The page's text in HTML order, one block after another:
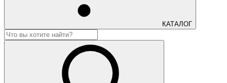
КАТАЛОГ